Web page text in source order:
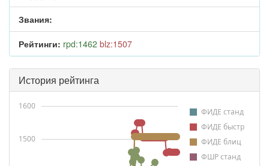
Звания:
Рейтинги: rpd:1462 blz:1507
История рейтинга
ФИДЕ станд
ФИДЕ быстр
ФИДЕ блиц
ФШР станд
1500
1600